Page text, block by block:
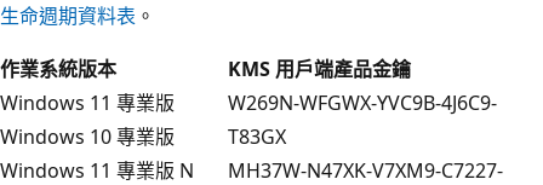
生命週期資料表 。
作業系統版本
KMS 用戶端產品金鑰
Windows 11 專業版
Windows 10 專業版
W269N-WFGWX-YVC9B-4J6C9-
T83GX
Windows 11 專業版 N
MH37W-N47XK-V7XM9-C7227-